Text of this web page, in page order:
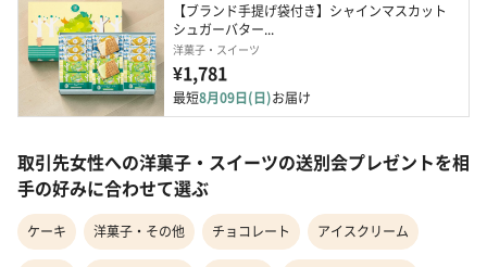
【ブランド手提げ袋付き】シャインマスカット
シュガーバター...
洋菓子・スイーツ
¥1,781
最短8月09日(日)お届け
取引先女性への洋菓子・スイーツの送別会プレゼントを相
手の好みに合わせて選ぶ
ケーキ 洋菓子・その他 チョコレート アイスクリーム